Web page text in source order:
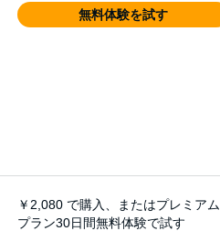
無料体験を試す
￥2,080 で購入、またはプレミアム
プラン30日間無料体験で試す